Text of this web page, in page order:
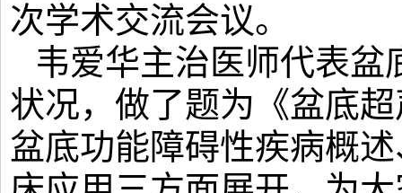
次学术交流会议。
韦爱华主治医师代表
状况，做了题为《盆底
盆底功能障碍性疾病概